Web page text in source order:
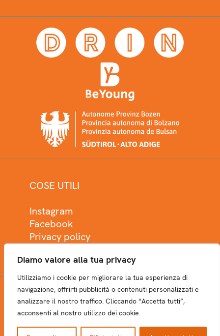
Diamo valore alla tua privacy
Utilizziamo i cookie per migliorare la tua esperienza di
navigazione, offrirti pubblicità o contenuti personalizzati e
analizzare il nostro traffico. Cliccando “Accetta tutti”,
acconsenti al nostro utilizzo dei cookie.
COSE UTILI
Instagram
Facebook
Privacy policy
NEWSLETTER